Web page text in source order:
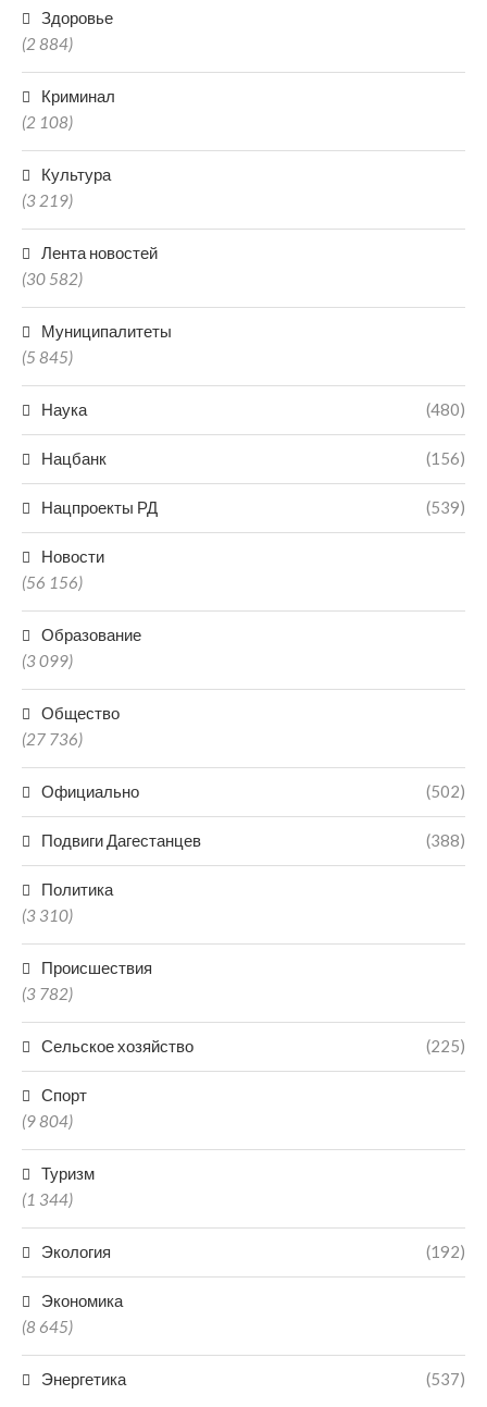
Здоровье
(2 884)
Криминал
(2 108)
Культура
(3 219)
Лента новостей
(30 582)
Муниципалитеты
(5 845)
Наука (480)
Нацбанк (156)
Нацпроекты РД (539)
Новости
(56 156)
Образование
(3 099)
Общество
(27 736)
Официально (502)
Подвиги Дагестанцев (388)
Политика
(3 310)
Происшествия
(3 782)
Сельское хозяйство (225)
Спорт
(9 804)
Туризм
(1 344)
Экология (192)
Экономика
(8 645)
Энергетика (537)